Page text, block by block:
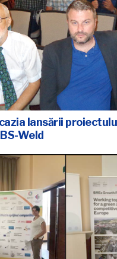
lansării
Weld